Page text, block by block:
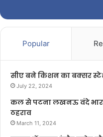
Popular
सीए बने किशन का बक्सर
July 22, 2024
कल से पटना लखनऊ वंदे
ठहराव
March 11, 2024